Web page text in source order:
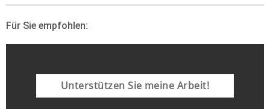
Für Sie empfohlen:
Unterstützen Sie meine Arbeit!